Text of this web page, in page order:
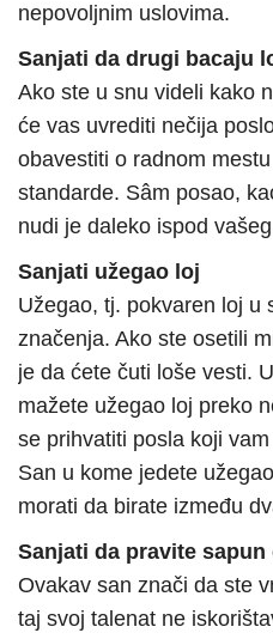
nepovoljnim uslovima.
Sanjati da drugi bacaju
Ako ste u snu videli kako
će vas uvrediti nečija
obavestiti o radnom
standarde. Sâm posao,
nudi je daleko ispod
Sanjati užegao loj
Užegao, tj. pokvaren loj u
značenja. Ako ste osetili
je da ćete čuti loše vesti.
mažete užegao loj preko
se prihvatiti posla koji
San u kome jedete
morati da birate između
Sanjati da pravite sapun
Ovakav san znači da ste
taj svoj talenat ne